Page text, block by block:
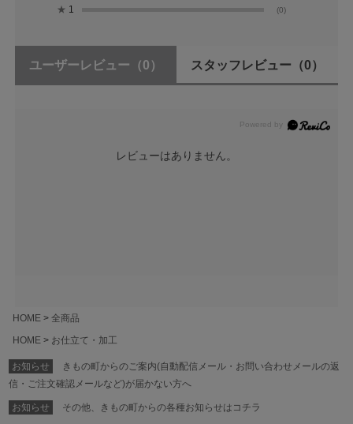
★ 1 (0)
ユーザーレビュー （0） スタッフレビュー （0）
レビューはありません。
HOME
全商品
HOME
お仕立て・加工
お知らせ
きもの町からのご案内(自動配信メール・お問い合わせメールの返
信・ご注文確認メールなど)が届かない方へ
お知らせ その他、きもの町からの各種お知らせはコチラ